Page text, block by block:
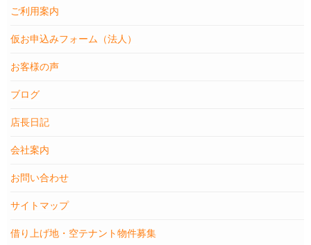
ご利用案内
仮お申込みフォーム（法人）
お客様の声
ブログ
店長日記
会社案内
お問い合わせ
サイトマップ
借り上げ地・空テナント物件募集